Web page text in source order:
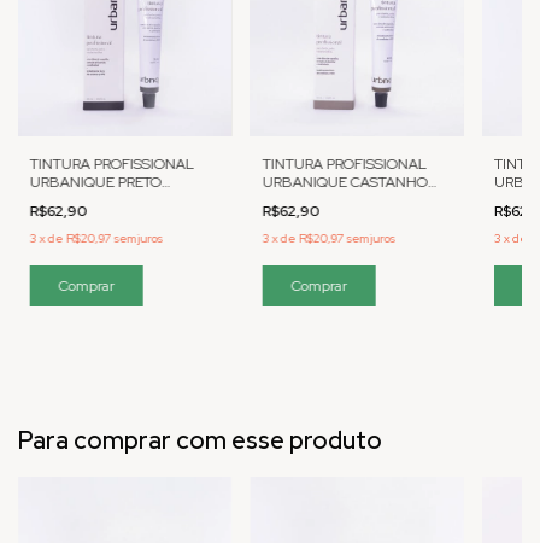
TINTURA PROFISSIONAL
URBANIQUE PRETO
INTENSO
R$62,90
3 xde R$20,97 sem juros
TINTURA PROFISSIONAL
URBANIQUE CASTANHO
NATURAL
R$62,90
3xde R$20,97sem juros
CLARO
3 xde
Para comprar com esse produto